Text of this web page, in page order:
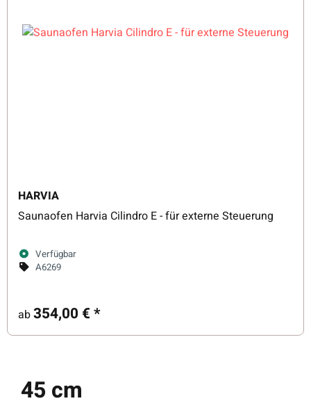
HARVIA
Saunaofen Harvia Cilindro E - für externe Steuerung
Verfügbar
A6269
ab354,00 €*
45 cm